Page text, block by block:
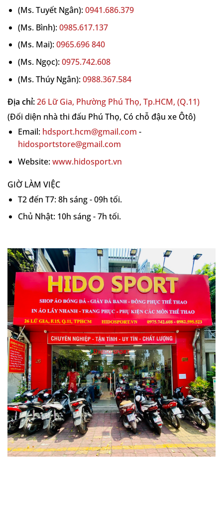
(Ms. Tuyết Ngân):0941.686.379
(Ms. Bình):0985.617.137
(Ms. Mai):0965.696 840
(Ms. Ngọc):0975.742.608
(Ms. Thúy Ngân):0988.367.584
Địa chỉ:26 Lữ Gia, Phường Phú Thọ, Tp.HCM, (Q.11)
(Đối diện nhà thi đấu Phú Thọ, Có chỗ đậu xe Ôtô)
Email: hdsport.hcm@gmail.com -
hidosportstore@gmail.com
Website:www.hidosport.vn
GIỜ LÀM VIỆC
T2 đến T7: 8h sáng - 09h tối.
Chủ Nhật: 10h sáng - 7h tối.